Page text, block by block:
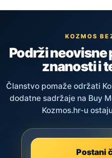
KOZMOS
Podrži neovisne
znanosti i
Članstvo pomaže održati
dodatne sadržaje na Buy
Kozmos.hr-u
Postani